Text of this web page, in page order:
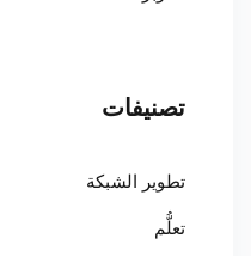
تصنيفات
تطوير الشبكة
تعلُّم